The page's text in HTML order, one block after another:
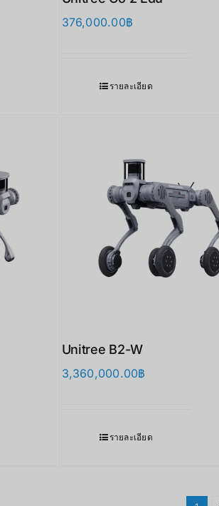
376,000.00฿
รายละเอียด
Unitree B2-W
3,360,000.00฿
รายละเอียด